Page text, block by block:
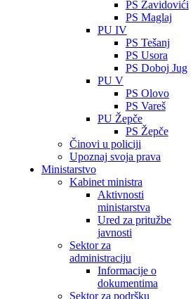
PS Zavidovići
PS Maglaj
PU IV
PS Tešanj
PS Usora
PS Doboj Jug
PU V
PS Olovo
PS Vareš
PU Žepče
PS Žepče
Činovi u policiji
Upoznaj svoja prava
Ministarstvo
Kabinet ministra
Aktivnosti
ministarstva
Ured za pritužbe
javnosti
Sektor za
administraciju
Informacije o
dokumentima
Sektor za podršku